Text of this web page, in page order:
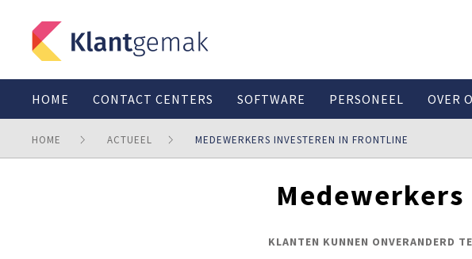
HOME CONTACT CENTERS SOFTWARE PERSONEEL OVER
HOME ACTUEEL MEDEWERKERS INVESTEREN IN FRONTLINE
KLANTEN KUNNEN ONVERANDERD